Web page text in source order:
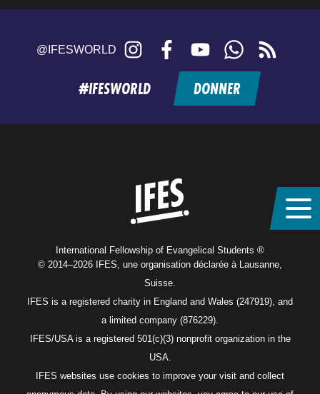
@IFESWORLD Instagram FacebookYouTubeWhatsApp
feed
#IFESWORLD DONNER
International Fellowship of Evangelical Students ®
© 2014–2026 IFES, une organisation déclarée à Lausanne,
Suisse.
IFES is a registered charity in England and Wales (247919), and
a limited company (876229).
IFES/USA is a registered 501(c)(3) nonprofit organization in the
USA.
IFES websites use cookies to improve your visit and collect